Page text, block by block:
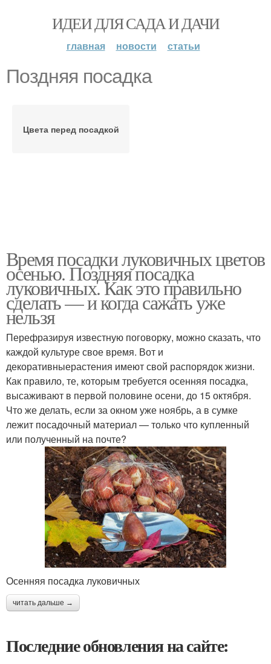
ИДЕИ ДЛЯ САДА И ДАЧИ
главная новости статьи
Поздняя посадка
Цвета перед посадкой
Время посадки луковичных цветов
осенью. Поздняя посадка
луковичных. Как это правильно
сделать — и когда сажать уже
нельзя
Перефразируя известную поговорку, можно сказать, что
каждой культуре свое время. Вот и
декоративныерастения имеют свой распорядок жизни.
Как правило, те, которым требуется осенняя посадка,
высаживают в первой половине осени, до 15 октября.
Что же делать, если за окном уже ноябрь, а в сумке
лежит посадочный материал — только что купленный
или полученный на почте?
Осенняя посадка луковичных
читать дальше →
Последние обновления на сайте: